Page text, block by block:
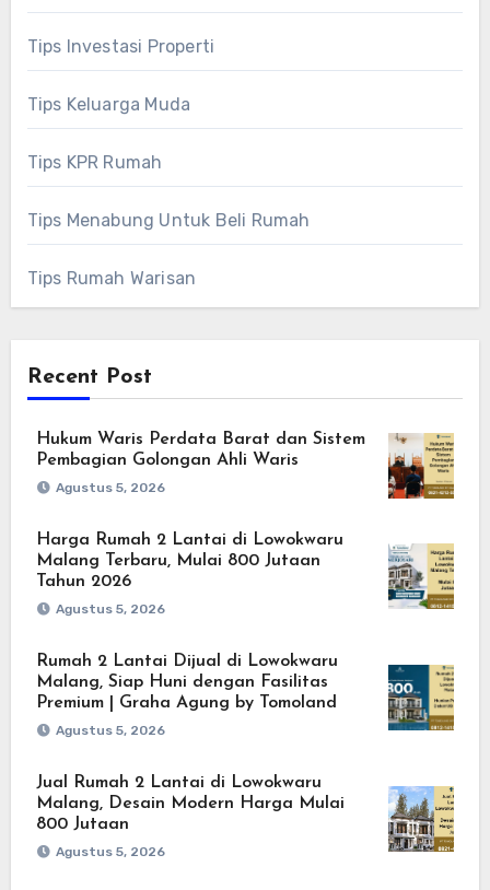
Tips Investasi Properti
Tips Keluarga Muda
Tips KPR Rumah
Tips Menabung Untuk Beli Rumah
Tips Rumah Warisan
Recent Post
Hukum Waris Perdata Barat dan Sistem
Pembagian Golongan Ahli Waris
Agustus 5, 2026
Harga Rumah 2 Lantai di Lowokwaru
Malang Terbaru, Mulai 800 Jutaan
Tahun 2026
Agustus 5, 2026
Rumah 2 Lantai Dijual di Lowokwaru
Malang, Siap Huni dengan Fasilitas
Premium | Graha Agung by Tomoland
Agustus 5, 2026
Jual Rumah 2 Lantai di Lowokwaru
Malang, Desain Modern Harga Mulai
800 Jutaan
Agustus 5, 2026